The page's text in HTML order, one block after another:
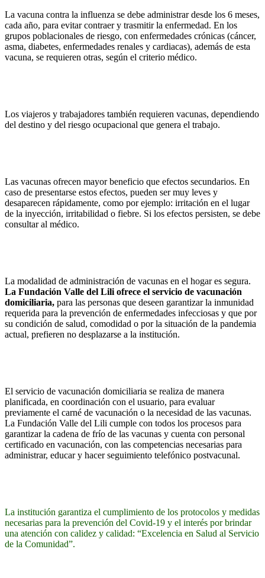
La vacuna contra la influenza se debe administrar desde los 6 meses,
cada año, para evitar contraer y trasmitir la enfermedad. En los
grupos poblacionales de riesgo, con enfermedades crónicas (cáncer,
asma, diabetes, enfermedades renales y cardiacas), además de esta
vacuna, se requieren otras, según el criterio médico.
Los viajeros y trabajadores también requieren vacunas, dependiendo
del destino y del riesgo ocupacional que genera el trabajo.
Las vacunas ofrecen mayor beneficio que efectos secundarios. En
caso de presentarse estos efectos, pueden ser muy leves y
desaparecen rápidamente, como por ejemplo: irritación en el lugar
de la inyección, irritabilidad o fiebre. Si los efectos persisten, se debe
consultar al médico.
La modalidad de administración de vacunas en el hogar es segura.
La Fundación Valle del Lili ofrece el servicio de vacunación
domiciliaria, para las personas que deseen garantizar la inmunidad
requerida para la prevención de enfermedades infecciosas y que por
su condición de salud, comodidad o por la situación de la pandemia
actual, prefieren no desplazarse a la institución.
El servicio de vacunación domiciliaria se realiza de manera
planificada, en coordinación con el usuario, para evaluar
previamente el carné de vacunación o la necesidad de las vacunas.
La Fundación Valle del Lili cumple con todos los procesos para
garantizar la cadena de frío de las vacunas y cuenta con personal
certificado en vacunación, con las competencias necesarias para
administrar, educar y hacer seguimiento telefónico postvacunal.
La institución garantiza el cumplimiento de los protocolos y medidas
necesarias para la prevención del Covid-19 y el interés por brindar
una atención con calidez y calidad: “Excelencia en Salud al Servicio
de la Comunidad”.